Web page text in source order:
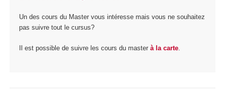
Un des cours du Master vous intéresse mais vous ne souhaitez
pas suivre tout le cursus?
Il est possible de suivre les cours du master à la carte